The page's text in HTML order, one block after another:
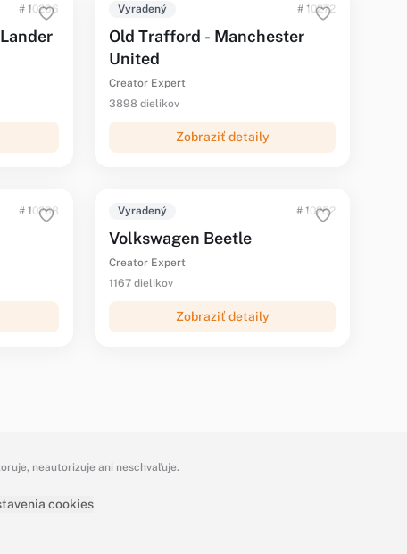
# 10266 Vyradený # 10272
Old Trafford - Manchester
United
Creator Expert
3898 dielikov
Zobraziť detaily
# 10268 Vyradený # 10252
Volkswagen Beetle
Creator Expert
1167 dielikov
Zobraziť detaily
neautorizuje ani neschvaľuje.
cookies